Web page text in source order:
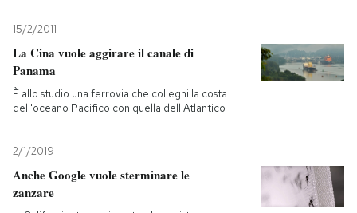
15/2/2011
La Cina vuole aggirare il canale di
Panama
È allo studio una ferrovia che colleghi la costa
dell'oceano Pacifico con quella dell'Atlantico
2/1/2019
Anche Google vuole sterminare le
zanzare